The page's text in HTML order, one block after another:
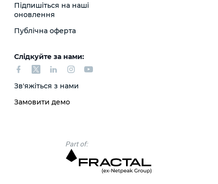
Підпишіться на наші
оновлення
Публічна оферта
Слідкуйте за нами:
Зв'яжіться з нами
Замовити демо
Part of: